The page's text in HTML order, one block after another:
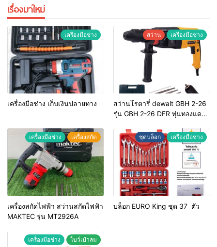
เรื่องมาใหม่
เครื่องมือช่าง
เครื่องมือช่าง เก็บเงินปลายทาง
สว่าน เครื่องมือช่าง
สว่านโรตารี่ dewalt GBH 2-26
รุ่น GBH 2-26 DFR ทุ่นทองแดง
เครื่องมือช่าง เครื่องสกัด
เครื่องสกัดไฟฟ้า สว่านสกัดไฟฟ้า
MAKTEC รุ่น MT2926A
ชุดบล็อก เครื่องมือช่าง
บล็อก EURO King ชุด 37 ตัว
เครื่องมือช่าง โบว์เป่าลม